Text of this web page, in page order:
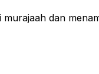
dan